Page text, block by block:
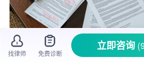
一、第一次洗钱5万会判几
找律师 免费诊断
立即咨询